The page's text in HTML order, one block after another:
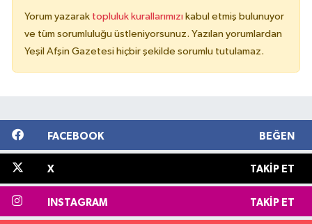
Yorum yazarak topluluk kurallarımızı kabul etmiş bulunuyor
ve tüm sorumluluğu üstleniyorsunuz. Yazılan yorumlardan
Yeşil Afşin Gazetesi hiçbir şekilde sorumlu tutulamaz.
FACEBOOK BEĞEN
X TAKIP ET
INSTAGRAM TAKIP ET